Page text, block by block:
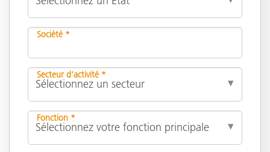
Société *
Secteur d’activité *
Fonction *